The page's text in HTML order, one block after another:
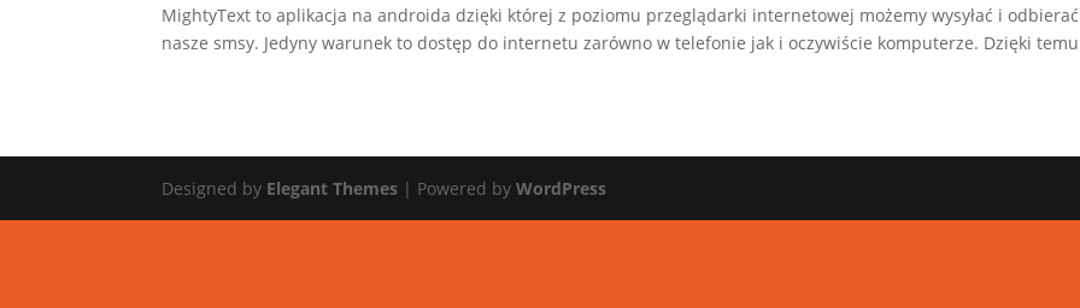
MightyText to aplikacja na androida dzięki której z poziomu przeglądarki internetowej możemy wysyłać i odbierać
nasze smsy. Jedyny warunek to dostęp do internetu zarówno w telefonie jak i oczywiście komputerze. Dzięki
Designed by Elegant Themes | Powered byWordPress